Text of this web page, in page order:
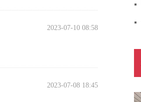
2023-07-10 08:58
2023-07-08 18:45